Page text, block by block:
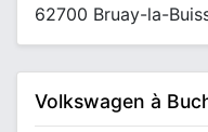
62700 Bruay-la-
Volkswagen à